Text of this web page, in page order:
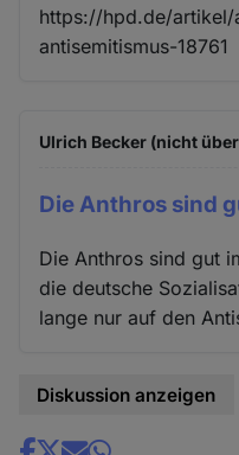
https://hpd.de/
antisemitismus-18761
Ulrich Becker (nicht
Die Anthros sind
Die Anthros sind gut
die deutsche
lange nur auf den
Diskussion anzeigen